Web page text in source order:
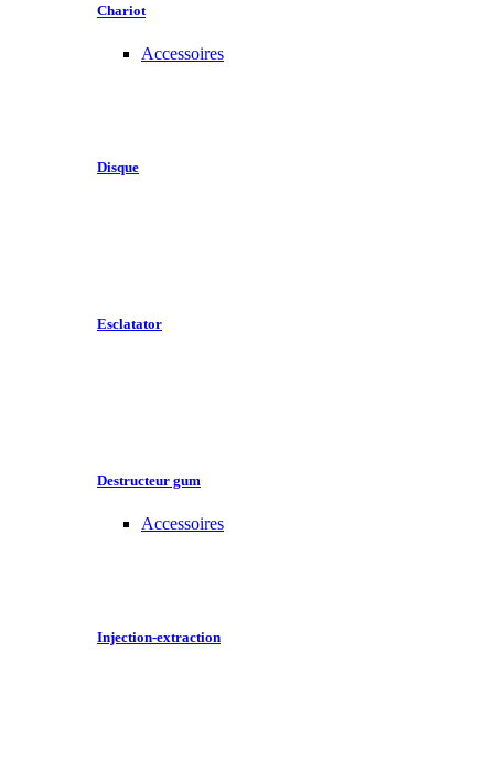
Chariot
Accessoires
Disque
Esclatator
Destructeur gum
Accessoires
Injection-extraction